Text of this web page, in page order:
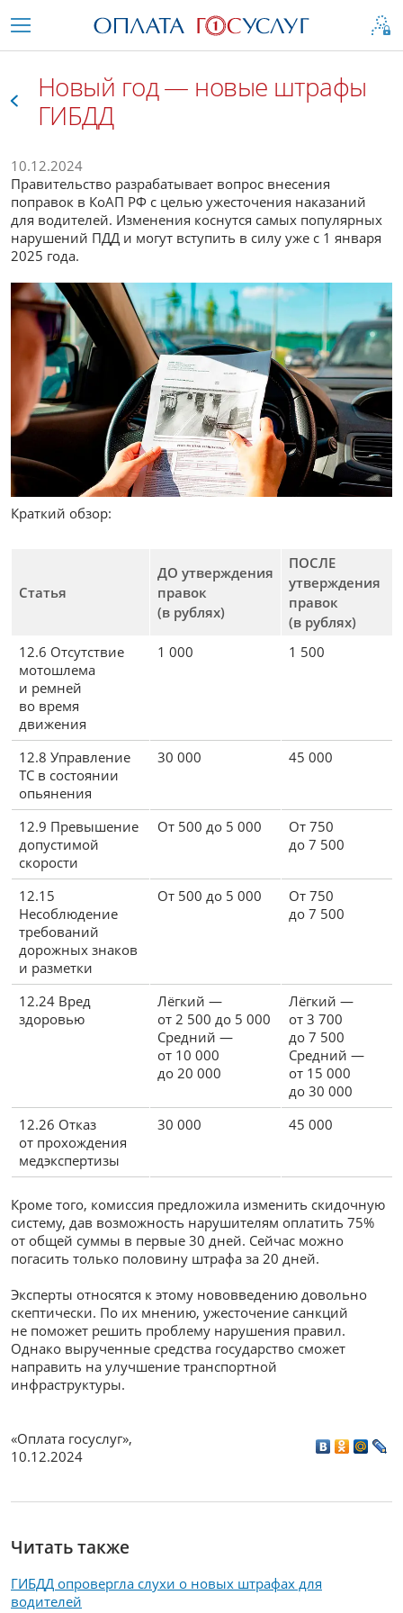
Новый год — новые штрафы
ГИБДД
10.12.2024
Правительство разрабатывает вопрос внесения
поправок в КоАП РФ с целью ужесточения наказаний
для водителей. Изменения коснутся самых популярных
нарушений ПДД и могут вступить в силу уже с 1 января
2025 года.
Краткий обзор:
Статья
ДО утверждения
правок
(в рублях)
ПОСЛЕ
утверждения
правок
(в рублях)
12.6 Отсутствие
мотошлема
и ремней
во время
движения
1 000 1 500
12.8 Управление
ТС в состоянии
опьянения
30 000 45 000
12.9 Превышение
допустимой
скорости
От 500 до 5 000
От 750
до 7 500
12.15
Несоблюдение
требований
дорожных знаков
и разметки
От 500 до 5 000
От 750
до 7 500
12.24 Вред
здоровью
Лёгкий —
от 2 500 до 5 000
Средний —
от 10 000
до 20 000
Лёгкий —
от 3 700
до 7 500
Средний —
от 15 000
до 30 000
12.26 Отказ
от прохождения
медэкспертизы
30 000 45 000
Кроме того, комиссия предложила изменить скидочную
систему, дав возможность нарушителям оплатить 75%
от общей суммы в первые 30 дней. Сейчас можно
погасить только половину штрафа за 20 дней.
Эксперты относятся к этому нововведению довольно
скептически. По их мнению, ужесточение санкций
не поможет решить проблему нарушения правил.
Однако вырученные средства государство сможет
направить на улучшение транспортной
инфраструктуры.
«Оплата госуслуг»,
10.12.2024
Читать также
ГИБДД опровергла слухи о новых штрафах для
водителей